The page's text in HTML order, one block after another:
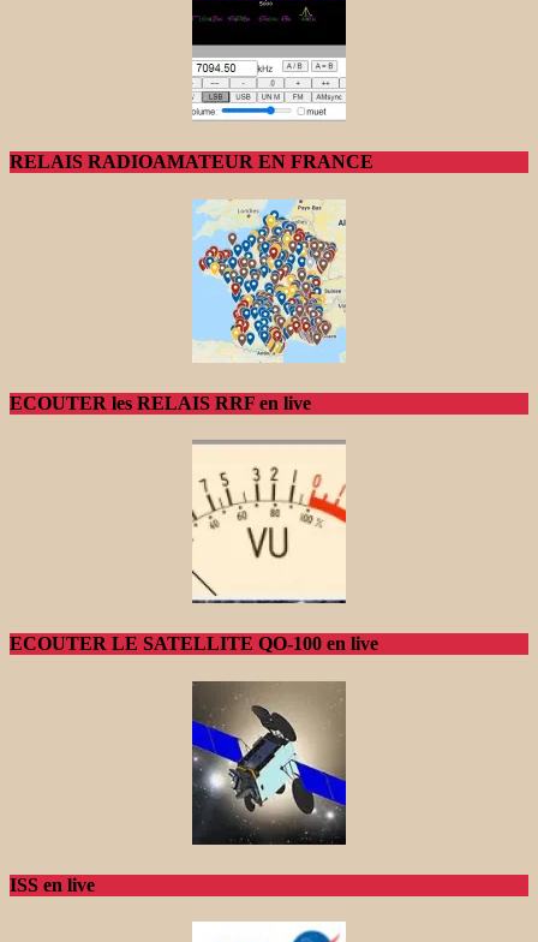
RELAIS RADIOAMATEUR EN FRANCE
ECOUTER les RELAIS RRF en live
ECOUTER LE SATELLITE QO-100 en live
ISS en live